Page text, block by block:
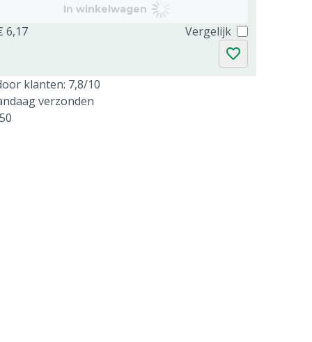
In winkelwagen
6,17 Vergelijk
klanten: 7,8/10
verzonden